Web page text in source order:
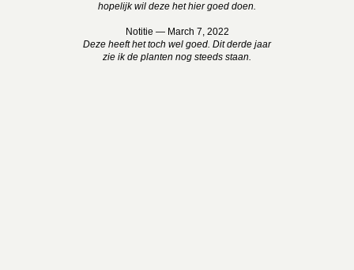
hopelijk wil deze het hier goed doen.
Notitie — March 7, 2022
Deze heeft het toch wel goed. Dit derde jaar
zie ik de planten nog steeds staan.